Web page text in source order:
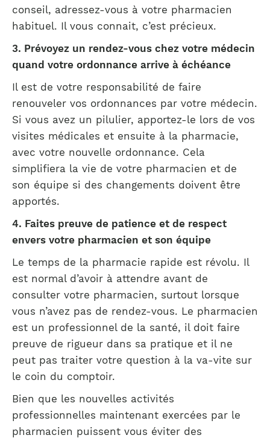
conseil, adressez-vous à votre pharmacien
habituel. Il vous connait, c’est précieux.
3. Prévoyez un rendez-vous chez votre médecin
quand votre ordonnance arrive à échéance
Il est de votre responsabilité de faire
renouveler vos ordonnances par votre médecin.
Si vous avez un pilulier, apportez-le lors de vos
visites médicales et ensuite à la pharmacie,
avec votre nouvelle ordonnance. Cela
simplifiera la vie de votre pharmacien et de
son équipe si des changements doivent être
apportés.
4. Faites preuve de patience et de respect
envers votre pharmacien et son équipe
Le temps de la pharmacie rapide est révolu. Il
est normal d’avoir à attendre avant de
consulter votre pharmacien, surtout lorsque
vous n’avez pas de rendez-vous. Le pharmacien
est un professionnel de la santé, il doit faire
preuve de rigueur dans sa pratique et il ne
peut pas traiter votre question à la va-vite sur
le coin du comptoir.
Bien que les nouvelles activités
professionnelles maintenant exercées par le
pharmacien puissent vous éviter des